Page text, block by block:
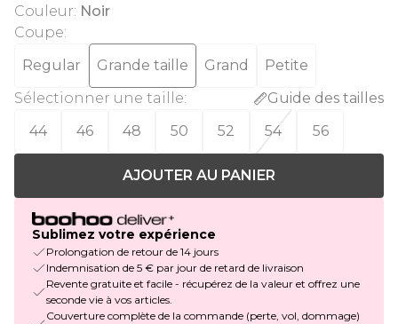
Couleur: Noir
Coupe:
Regular
Grande taille Grand
Petite
Sélectionner une taille:
Guide des tailles
44
46 48 50 52 54 56
AJOUTER AU PANIER
Sublimez votre expérience
Prolongation de retour de 14 jours
Indemnisation de 5 € par jour de retard de livraison
Revente gratuite et facile - récupérez de la valeur et offrez une
seconde vie à vos articles.
Couverture complète de la commande (perte, vol, dommage)